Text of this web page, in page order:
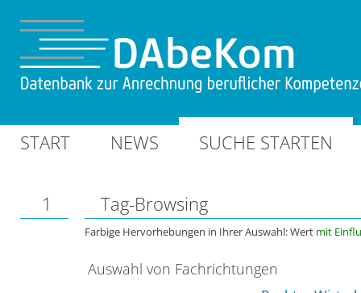
START NEWS SUCHE STARTEN
1 Tag-Browsing
Farbige Hervorhebungen in Ihrer Auswahl: Wert mit
Auswahl von Fachrichtungen